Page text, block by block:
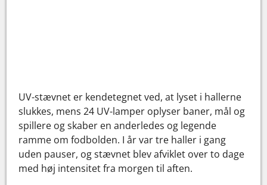
UV-stævnet er kendetegnet ved, at lyset i hallerne
slukkes, mens 24 UV-lamper oplyser baner, mål og
spillere og skaber en anderledes og legende
ramme om fodbolden. I år var tre haller i gang
uden pauser, og stævnet blev afviklet over to dage
med høj intensitet fra morgen til aften.